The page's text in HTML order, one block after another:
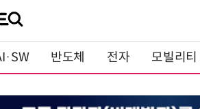
반도체 전자 모빌리티